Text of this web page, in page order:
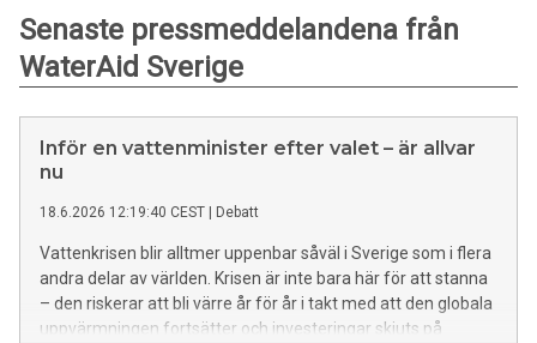
Senaste pressmeddelandena från
WaterAid Sverige
Inför en vattenminister efter valet – är allvar
nu
18.6.2026 12:19:40 CEST Debatt
Vattenkrisen blir alltmer uppenbar såväl i Sverige som i flera
andra delar av världen. Krisen är inte bara här för att stanna
– den riskerar att bli värre år för år i takt med att den globala
uppvärmningen fortsätter och investeringar skjuts på